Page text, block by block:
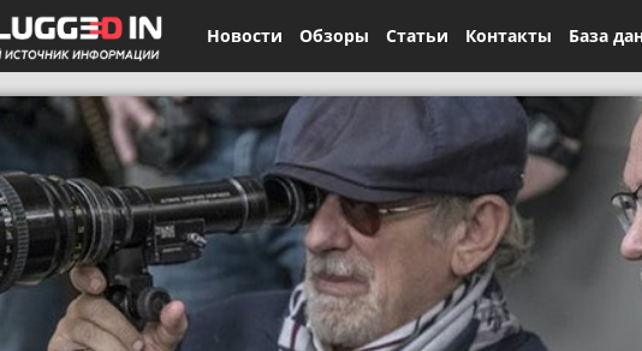
Новости Обзоры Статьи Контакты База